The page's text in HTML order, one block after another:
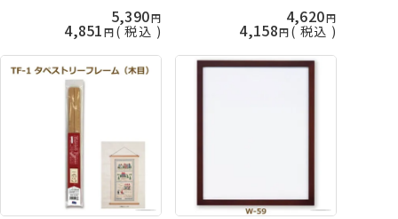
5,390
4,851 税込
4,620
4,158 税込